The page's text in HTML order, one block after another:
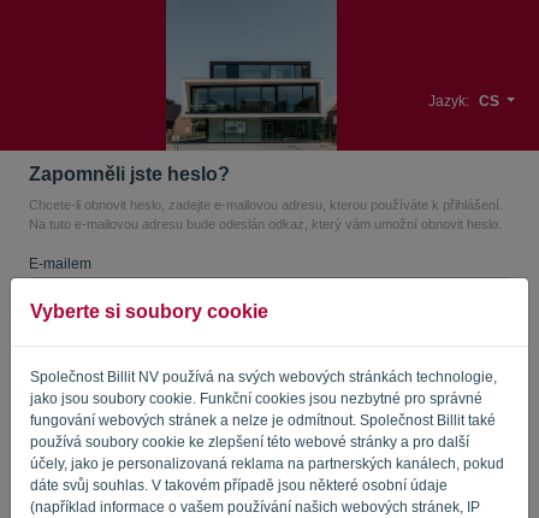
Vyberte si soubory cookie
Společnost Billit NV používá na svých webových stránkách technologie,
jako jsou soubory cookie. Funkční cookies jsou nezbytné pro správné
fungování webových stránek a nelze je odmítnout. Společnost Billit také
používá soubory cookie ke zlepšení této webové stránky a pro další
účely, jako je personalizovaná reklama na partnerských kanálech, pokud
dáte svůj souhlas. V takovém případě jsou některé osobní údaje
(například informace o vašem používání našich webových stránek, IP
Jazyk: CS
Zapomněli jste heslo?
Chcete-li obnovit heslo, zadejte e-mailovou adresu, kterou používáte k přihlášení.
Na tuto e-mailovou adresu bude odeslán odkaz, který vám umožní obnovit heslo.
E-mailem
Nejste počítač? Vyplňte ' '.
ODESLAT ODKAZ
Zpět na přihlášení